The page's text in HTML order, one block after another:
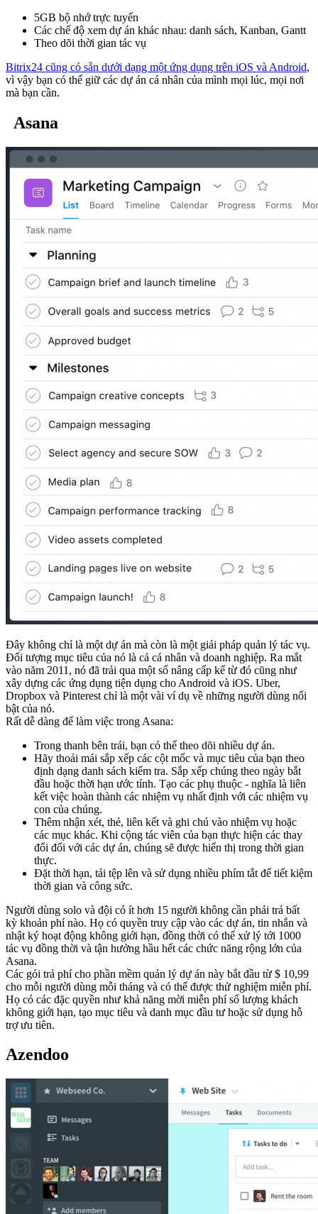
5GB bộ nhớ trực tuyến
Các chế độ xem dự án khác nhau: danh sách, Kanban, Gantt
Theo dõi thời gian tác vụ
Bitrix24 cũng có sẵn dưới dạng một ứng dụng trên iOS và Android,
vì vậy bạn có thể giữ các dự án cá nhân của mình mọi lúc, mọi nơi
mà bạn cần.
Asana
Đây không chỉ là một dự án mà còn là một giải pháp quản lý tác vụ.
Đối tượng mục tiêu của nó là cả cá nhân và doanh nghiệp. Ra mắt
vào năm 2011, nó đã trải qua một số nâng cấp kể từ đó cũng như
xây dựng các ứng dụng tiện dụng cho Android và iOS. Uber,
Dropbox và Pinterest chỉ là một vài ví dụ về những người dùng nổi
bật của nó.
Rất dễ dàng để làm việc trong Asana:
Trong thanh bên trái, bạn có thể theo dõi nhiều dự án.
Hãy thoải mái sắp xếp các cột mốc và mục tiêu của bạn theo
định dạng danh sách kiểm tra. Sắp xếp chúng theo ngày bắt
đầu hoặc thời hạn ước tính. Tạo các phụ thuộc - nghĩa là liên
kết việc hoàn thành các nhiệm vụ nhất định với các nhiệm vụ
con của chúng.
Thêm nhận xét, thẻ, liên kết và ghi chú vào nhiệm vụ hoặc
các mục khác. Khi cộng tác viên của bạn thực hiện các thay
đổi đối với các dự án, chúng sẽ được hiển thị trong thời gian
thực.
Đặt thời hạn, tải tệp lên và sử dụng nhiều phím tắt để tiết kiệm
thời gian và công sức.
Người dùng solo và đội có ít hơn 15 người không cần phải trả bất
kỳ khoản phí nào. Họ có quyền truy cập vào các dự án, tin nhắn và
nhật ký hoạt động không giới hạn, đồng thời có thể xử lý tới 1000
tác vụ đồng thời và tận hưởng hầu hết các chức năng rộng lớn của
Asana.
Các gói trả phí cho phần mềm quản lý dự án này bắt đầu từ $ 10,99
cho mỗi người dùng mỗi tháng và có thể được thử nghiệm miễn phí.
Họ có các đặc quyền như khả năng mời miễn phí số lượng khách
không giới hạn, tạo mục tiêu và danh mục đầu tư hoặc sử dụng hỗ
trợ ưu tiên.
Azendoo